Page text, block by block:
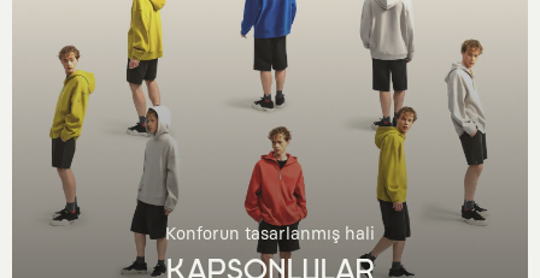
Konforun tasarlanmış hali
KAPŞONLULAR